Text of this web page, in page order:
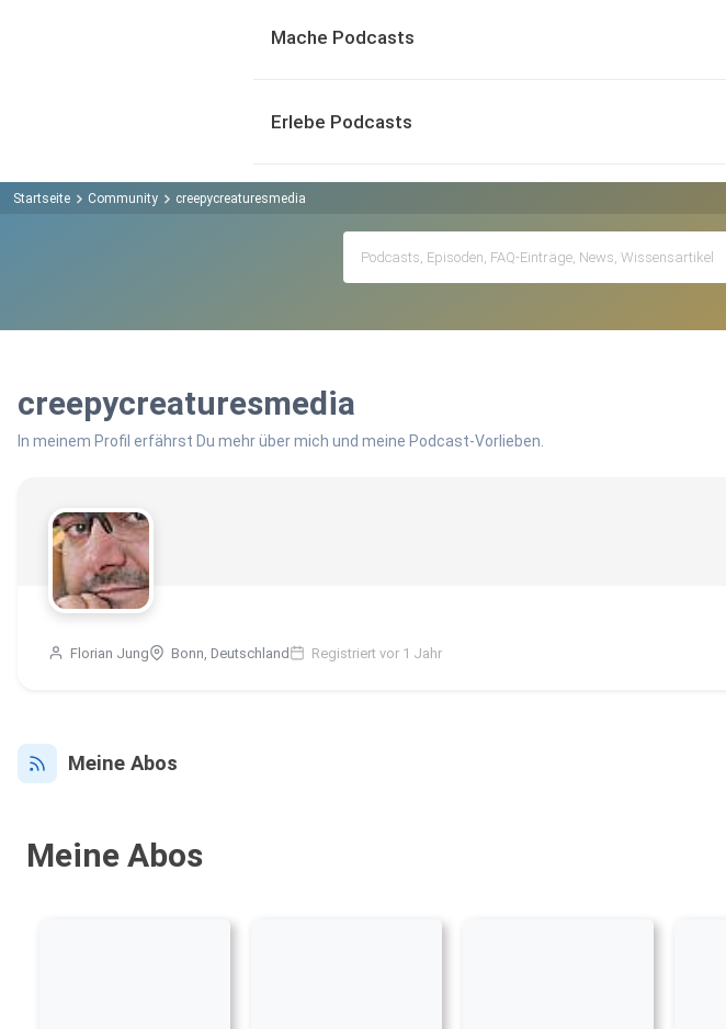
Mache Podcasts
Erlebe Podcasts
Startseite Community creepycreaturesmedia
creepycreaturesmedia
In meinem Profil erfährst Du mehr über mich und meine Podcast-Vorlieben.
Florian Jung Bonn, Deutschland Registriert vor 1 Jahr
Meine Abos
Meine Abos